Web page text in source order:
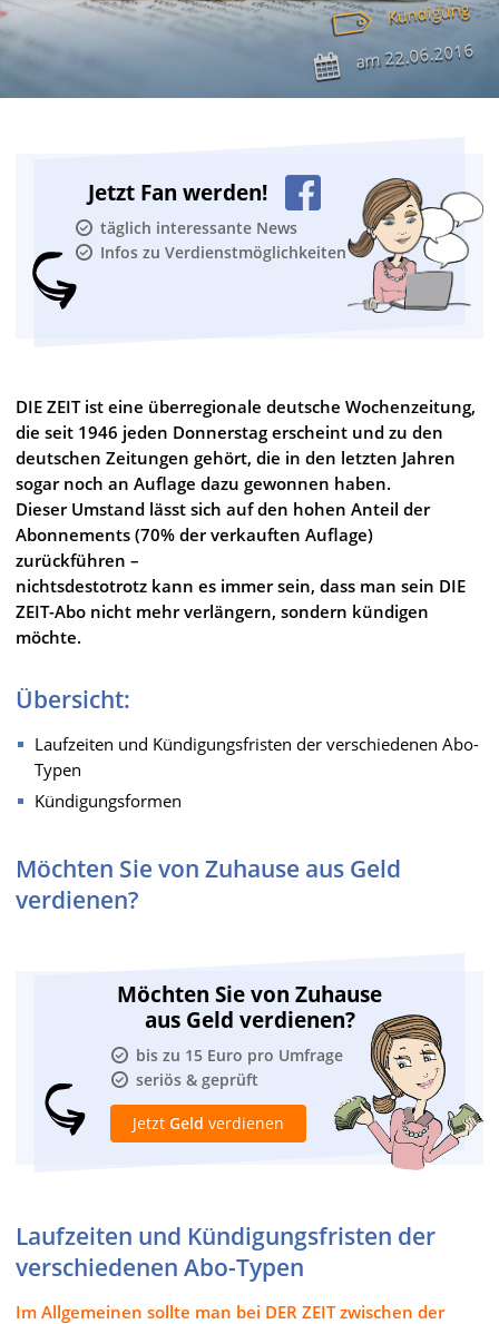
Kündigung
am22.06.2016
Jetzt Fan werden!
täglich interessante News
Infos zu Verdienstmöglichkeiten
DIE ZEIT ist eine überregionale deutsche Wochenzeitung,
die seit 1946 jeden Donnerstag erscheint und zu den
deutschen Zeitungen gehört, die in den letzten Jahren
sogar noch an Auflage dazu gewonnen haben.
Dieser Umstand lässt sich auf den hohen Anteil der
Abonnements (70% der verkauften Auflage)
zurückführen –
nichtsdestotrotz kann es immer sein, dass man sein DIE
ZEIT-Abo nicht mehr verlängern, sondern kündigen
möchte.
Übersicht:
Laufzeiten und Kündigungsfristen der verschiedenen Abo-
Typen
Kündigungsformen
Möchten Sie von Zuhause aus Geld
verdienen?
Möchten Sie von Zuhause
aus Geld verdienen?
bis zu 15 Euro pro Umfrage
seriös & geprüft
Jetzt Geld verdienen
Laufzeiten und Kündigungsfristen der
verschiedenen Abo-Typen
Im Allgemeinen sollte man bei DER ZEIT zwischen der